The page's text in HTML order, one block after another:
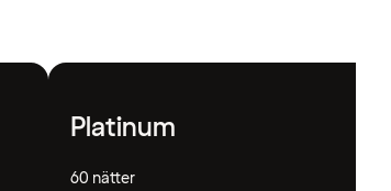
Platinum
60 nätter